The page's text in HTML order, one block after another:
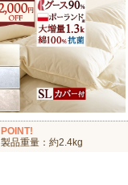
POINT!
製品重量：約2.4kg